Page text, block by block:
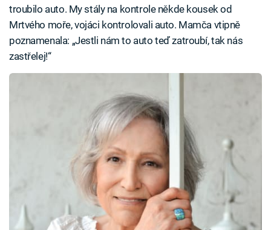
troubilo auto. My stály na kontrole někde kousek od
Mrtvého moře, vojáci kontrolovali auto. Mamča vtipně
poznamenala: „Jestli nám to auto teď zatroubí, tak nás
zastřelej!“